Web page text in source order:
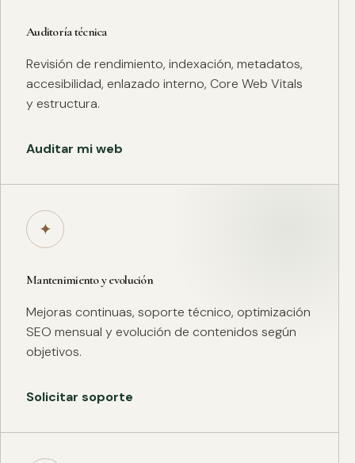
Auditoría técnica
Revisión de rendimiento, indexación, metadatos,
accesibilidad, enlazado interno, Core Web Vitals
y estructura.
Auditar mi web
✦
Mantenimiento y evolución
Mejoras continuas, soporte técnico, optimización
SEO mensual y evolución de contenidos según
objetivos.
Solicitar soporte